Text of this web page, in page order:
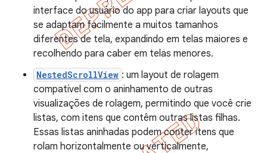
interface do usuário do app para criar layouts que
se adaptam facilmente a muitos tamanhos
diferentes de tela, expandindo em telas maiores e
recolhendo para caber em telas menores.
NestedScrollView : um layout de rolagem
compatível com o aninhamento de outras
visualizações de rolagem, permitindo que você crie
listas, com itens que contêm outras listas filhas.
Essas listas aninhadas podem conter itens que
rolam horizontalmente ou verticalmente,